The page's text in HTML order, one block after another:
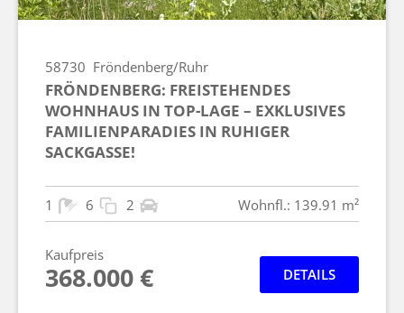
58730 Fröndenberg/Ruhr
FRÖNDENBERG: FREISTEHENDES
WOHNHAUS IN TOP-LAGE – EXKLUSIVES
FAMILIENPARADIES IN RUHIGER
SACKGASSE!
1 6 2 Wohnfl.: 139.91 m²
Kaufpreis
368.000 € DETAILS